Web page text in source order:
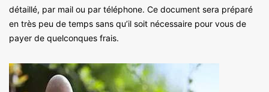
détaillé, par mail ou par téléphone. Ce document sera préparé
en très peu de temps sans qu’il soit nécessaire pour vous de
payer de quelconques frais.